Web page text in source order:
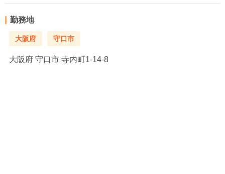
勤務地
大阪府 守口市
大阪府 守口市 寺内町1-14-8